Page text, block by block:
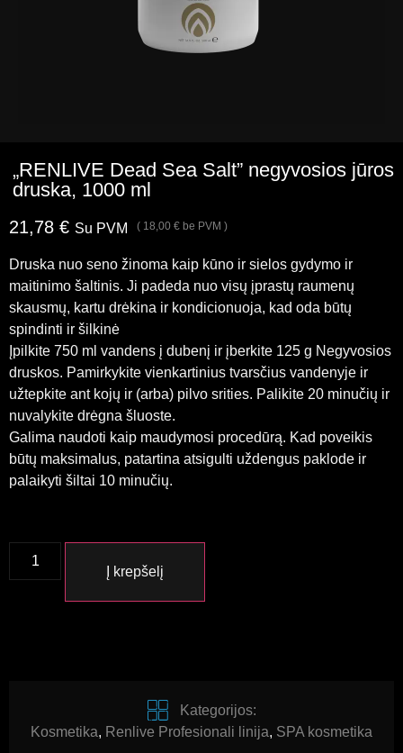
„RENLIVE Dead Sea Salt” negyvosios jūros
druska, 1000 ml
21,78 € Su PVM ( 18,00 € be PVM )
Druska nuo seno žinoma kaip kūno ir sielos gydymo ir
maitinimo šaltinis. Ji padeda nuo visų įprastų raumenų
skausmų, kartu drėkina ir kondicionuoja, kad oda būtų
spindinti ir šilkinė
Įpilkite 750 ml vandens į dubenį ir įberkite 125 g Negyvosios
druskos. Pamirkykite vienkartinius tvarsčius vandenyje ir
užtepkite ant kojų ir (arba) pilvo srities. Palikite 20 minučių ir
nuvalykite drėgna šluoste.
Galima naudoti kaip maudymosi procedūrą. Kad poveikis
būtų maksimalus, patartina atsigulti uždengus paklode ir
palaikyti šiltai 10 minučių.
Į krepšelį
Kategorijos:
Kosmetika, Renlive Profesionali linija, SPA kosmetika